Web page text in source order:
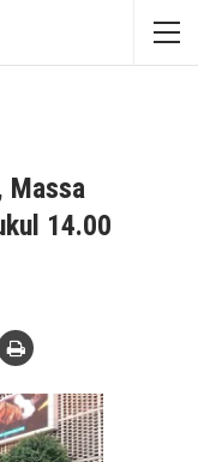
Massa
14.00